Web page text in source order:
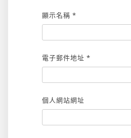
顯示名稱 *
電子郵件地址 *
個人網站網址